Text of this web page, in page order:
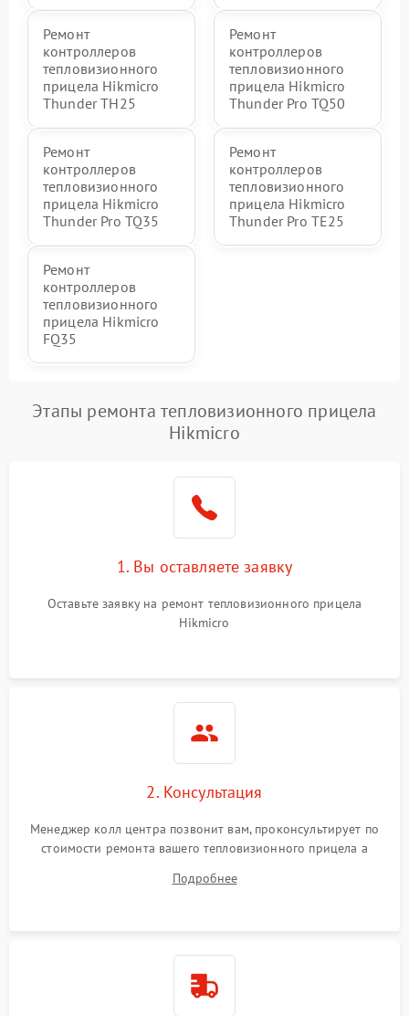
Ремонт
контроллеров
тепловизионного
прицела Hikmicro
Thunder TH25
Ремонт
контроллеров
тепловизионного
прицела Hikmicro
Thunder Pro TQ50
Ремонт
контроллеров
тепловизионного
прицела Hikmicro
Thunder Pro TQ35
Ремонт
контроллеров
тепловизионного
прицела Hikmicro
Thunder Pro TE25
Ремонт
контроллеров
тепловизионного
прицела Hikmicro
FQ35
Этапы ремонта тепловизионного прицела
Hikmicro
1. Вы оставляете заявку
Оставьте заявку на ремонт тепловизионного прицела
Hikmicro
2. Консультация
Менеджер колл центра позвонит вам, проконсультирует по
стоимости ремонта вашего тепловизионного прицела а
Подробнее